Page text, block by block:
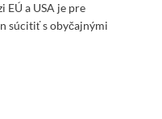
EÚ a USA je pre
súcitiť s obyčajnými